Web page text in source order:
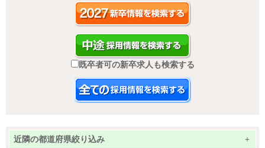
既卒者可の新卒求人も検索する
近隣の都道府県絞り込み +